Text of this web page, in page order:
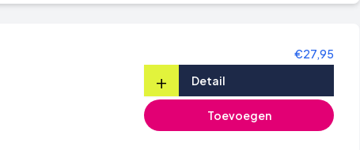
€27,95
+ Detail
Toevoegen